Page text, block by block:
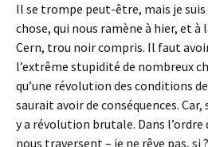
Il se trompe peut-être, mais je suis
chose, qui nous ramène à hier, et à
Cern, trou noir compris. Il faut
l’extrême stupidité de nombreux
qu’une révolution des conditions
saurait avoir de conséquences.
y a révolution brutale. Dans l’ordre
nous traversent – je ne rêve pas, si